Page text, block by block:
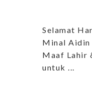
Selamat
Minal Aidin
Maaf Lahir
untuk ...